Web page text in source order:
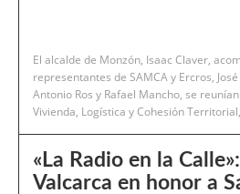
El alcalde de Monzón, Isaac Claver,
representantes de SAMCA y Ercros,
Antonio Ros y Rafael Mancho, se
Vivienda, Logística y Cohesión
«La Radio en la
Valcarca en honor a